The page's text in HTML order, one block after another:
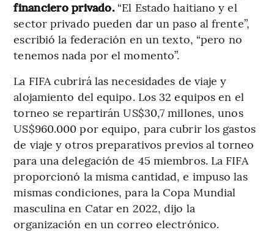
financiero privado.“El Estado haitiano y el
sector privado pueden dar un paso al frente”,
escribió la federación en un texto, “pero no
tenemos nada por el momento”.
La FIFA cubrirá las necesidades de viaje y
alojamiento del equipo. Los 32 equipos en el
torneo se repartirán US$30,7 millones, unos
US$960.000 por equipo, para cubrir los gastos
de viaje y otros preparativos previos al torneo
para una delegación de 45 miembros. La FIFA
proporcionó la misma cantidad, e impuso las
mismas condiciones, para la Copa Mundial
masculina en Catar en 2022, dijo la
organización en un correo electrónico.